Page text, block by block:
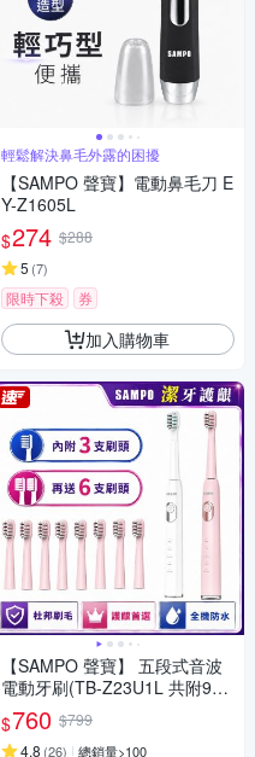
輕鬆解決鼻毛外露的困擾
【SAMPO 聲寶】電動鼻毛刀 E
Y-Z1605L
$274 $288
5 (7)
限時下殺 券
加入購物車
【SAMPO 聲寶】 五段式音波
電動牙刷(TB-Z23U1L 共附9只
刷頭)
$760 $799
4.8 (26) 總銷量>100